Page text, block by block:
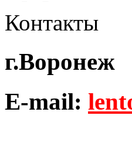
Контакты
г.Воронеж
E-mail: